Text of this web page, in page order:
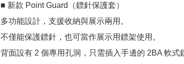
■ 新款 Point Guard（鏢針保護套）
多功能設計，支援收納與展示兩用。
不僅能保護鏢針，也可當作展示用鏢架使用。
背面設有 2 個專用孔洞，只需插入手邊的 2BA 軟式